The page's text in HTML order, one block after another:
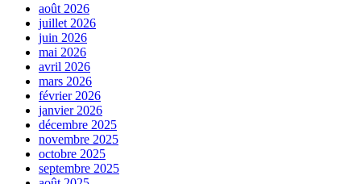
août 2026
juillet 2026
juin 2026
mai 2026
avril 2026
mars 2026
février 2026
janvier 2026
décembre 2025
novembre 2025
octobre 2025
septembre 2025